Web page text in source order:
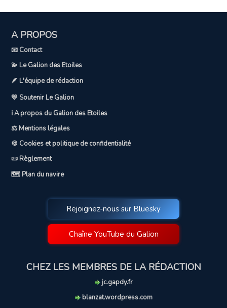
A PROPOS
📧 Contact
💫 Le Galion des Etoiles
🪶 L'équipe de rédaction
💛 Soutenir Le Galion
ℹ️ A propos du Galion des Etoiles
⚖️ Mentions légales
🍪 Cookies et politique de confidentialité
📜 Règlement
🗺️ Plan du navire
Rejoignez-nous sur Bluesky
Chaîne YouTube du Galion
CHEZ LES MEMBRES DE LA RÉDACTION
jc.gapdy.fr
blanzat.wordpress.com